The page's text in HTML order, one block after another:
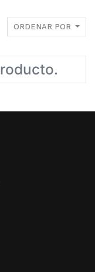
ORDENAR POR